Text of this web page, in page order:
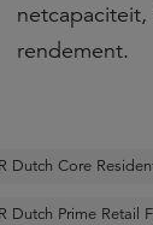
rendement.
Dutch Core
Dutch Prime Retail